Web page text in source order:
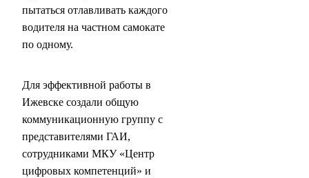
пытаться отлавливать каждого
водителя на частном самокате
по одному.
Для эффективной работы в
Ижевске создали общую
коммуникационную группу с
представителями ГАИ,
сотрудниками МКУ «Центр
цифровых компетенций» и